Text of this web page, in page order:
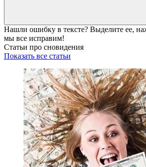
Нашли ошибку в тексте? Выделите ее,
мы все исправим!
Статьи про сновидения
Показать все статьи